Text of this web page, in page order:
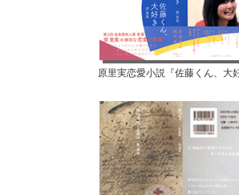
原里実恋愛小説『佐藤くん、大